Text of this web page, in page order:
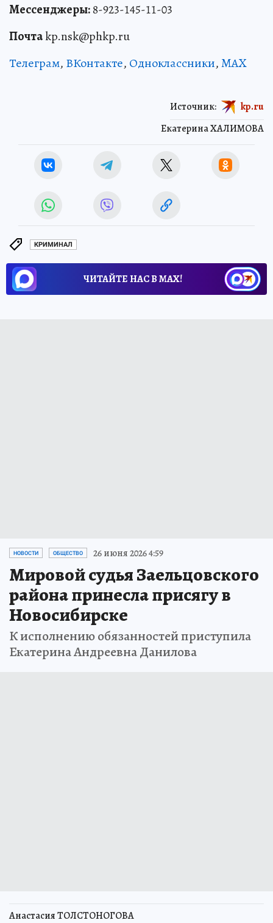
Мессенджеры:8-923-145-11-03
Почтаkp.nsk@phkp.ru
Телеграм, ВКонтакте, Одноклассники,MAX
Екатерина ХАЛИМОВА
Источник: kp.ru
КРИМИНАЛ
ЧИТАЙТЕ НАС В МАХ!
НОВОСТИ ОБЩЕСТВО 26 июня 2026 4:59
Мировой судья Заельцовского
района принесла присягу в
Новосибирске
К исполнению обязанностей приступила
Екатерина Андреевна Данилова
Анастасия ТОЛСТОНОГОВА